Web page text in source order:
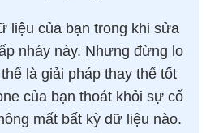
liệu của bạn trong khi sửa
nháy này. Nhưng đừng lo
là giải pháp thay thế tốt
của bạn thoát khỏi sự cố
mất bất kỳ dữ liệu nào.